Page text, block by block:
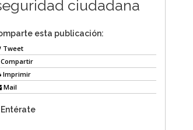
ciudadana
esta publicación:
Tweet
Imprimir
Mail
Entérate